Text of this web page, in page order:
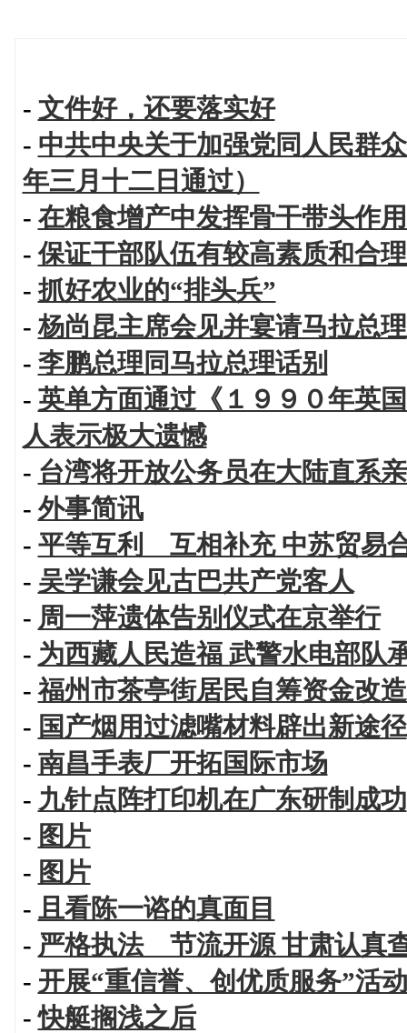
- 文件好，还要落实好
- 中共中央关于加强党同人民群
年三月十二日通过）
- 在粮食增产中发挥骨干带头作
-保证干部队伍有较高素质和合
-抓好农业的“排头兵”
-杨尚昆主席会见并宴请马拉总理
- 李鹏总理同马拉总理话别
- 英单方面通过《１９９０年英
人表示极大遗憾
- 台湾将开放公务员在大陆直系
- 外事简讯
- 平等互利 互相补充 中苏贸易
- 吴学谦会见古巴共产党客人
- 周一萍遗体告别仪式在京举行
- 为西藏人民造福 武警水电部队
-福州市茶亭街居民自筹资金改
- 国产烟用过滤嘴材料辟出新途径
- 南昌手表厂开拓国际市场
- 九针点阵打印机在广东研制成功
- 图片
- 图片
- 且看陈一谘的真面目
- 严格执法 节流开源 甘肃认真
- 开展“重信誉、创优质服务”活
-快艇搁浅之后